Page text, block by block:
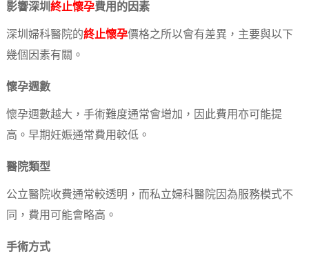
影響深圳 終止懷孕費用的因素
深圳婦科醫院的終止懷孕價格之所以會有差異，主要與以下
幾個因素有關。
懷孕週數
懷孕週數越大，手術難度通常會增加，因此費用亦可能提
高。早期妊娠通常費用較低。
醫院類型
公立醫院收費通常較透明，而私立婦科醫院因為服務模式不
同，費用可能會略高。
手術方式